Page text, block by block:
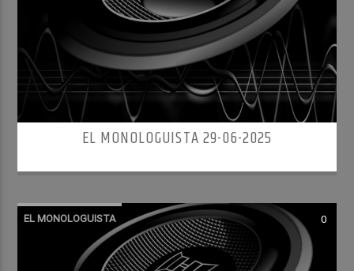
EL MONOLOGUISTA 29-06-2025
EL MONOLOGUISTA 0